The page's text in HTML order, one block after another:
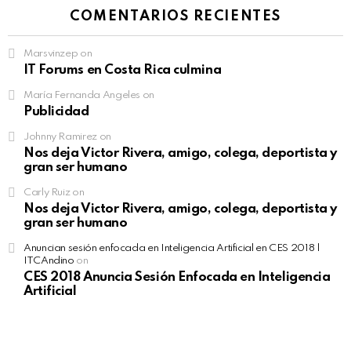
COMENTARIOS RECIENTES
Marsvinzep on
IT Forums en Costa Rica culmina
María Fernanda Angeles on
Publicidad
Johnny Ramirezon
Nos deja Victor Rivera, amigo, colega, deportista y
gran ser humano
Carly Ruizon
Nos deja Victor Rivera, amigo, colega, deportista y
gran ser humano
Anuncian sesión enfocada en Inteligencia Artificial en CES 2018 |
ITCAndino on
CES 2018 Anuncia Sesión Enfocada en Inteligencia
Artificial